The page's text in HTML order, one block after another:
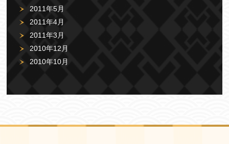
2011年5月
2011年4月
2011年3月
2010年12月
2010年10月